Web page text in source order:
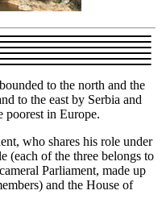
to the north and the
to the east by Serbia and
poorest in Europe.
who shares his role under
(each of the three belongs to
Parliament, made up
and the House of